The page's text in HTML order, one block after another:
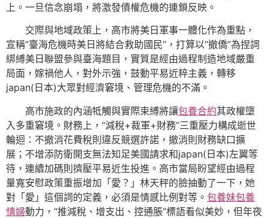
上。一旦信念崩塌，將激發債權危機的連鎖反映。
交際與地域政策上，高市將美日軍事一體化作為重點，
宣稱“臺海危機時美日將結合救助國民”，打算以“撤僑”為捏詞
綁縛美日聯盟參與臺海題目，實質是經由過程制造地域嚴重
局面，嫁禍他人，對外示強，鼓動平易近粹主義，轉移
japan(日本)大眾對經濟窘境、管理危機的不滿。
高市施政的內涵牴觸與實際束縛將讓包養合約其政權墮
入多重窘境。財務上，“減稅+裁軍+財務”三重壓力構成逝世
輪迴：不撤消花費稅則違反競選許諾，撤消則財務缺口擴
展；不增添防衛開支無法知足美國請求和japan(日本)左翼等
待，連續加碼則擠壓平易近生投進。高市當局盼望經由過程
量寬安慰政策重振增加「愛？」林天秤的臉抽動了一下，她
對「愛」這個詞的定義，必須是情感比例對等。 包養妹包養
情婦動力，“推減稅、增支出、控通脹”標語看似美妙，但年夜